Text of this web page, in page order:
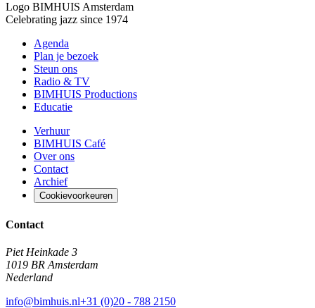
Logo BIMHUIS Amsterdam
Celebrating jazz since 1974
Agenda
Plan je bezoek
Steun ons
Radio & TV
BIMHUIS Productions
Educatie
Verhuur
BIMHUIS Café
Over ons
Contact
Archief
Cookievoorkeuren
Contact
Piet Heinkade 3
1019 BR Amsterdam
Nederland
info@bimhuis.nl+31 (0)20 - 788 2150